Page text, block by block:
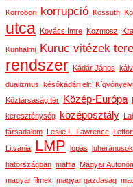
Korrobori korrupció Kossuth
utca
Kovács Imre Kozmosz
Kunhalmi Kuruc vitézek tere
rendszer
Kádár János
dualizmus
későkádári elit
Köztársaság tér
Közép-Európa
kereszténység
középosztály
társadalom
Leslie L. Lawrence
Litvánia LMP lopás luheránusok
hátországban maffia Magyar
magyar filmek magyar gazdaság